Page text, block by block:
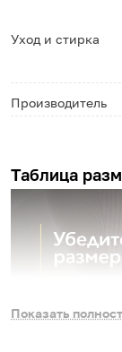
Уход и стирка
Производитель
Таблица
Показать